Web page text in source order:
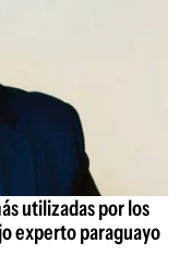
utilizadas por los
experto paraguayo